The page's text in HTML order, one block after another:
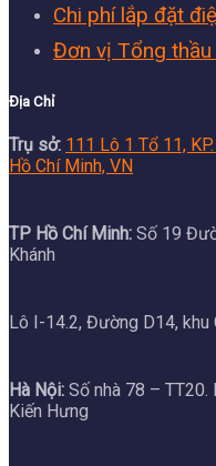
Chi phí lắp đặt
Đơn vị Tổng thầu
Địa Chỉ
Trụ sở: 111 Lô 1 Tổ 11,
Hồ Chí Minh, VN
TP Hồ Chí Minh: Số 19
Khánh
Lô I-14.2, Đường D14, khu
Hà Nội: Số nhà 78 – TT20.
Kiến Hưng